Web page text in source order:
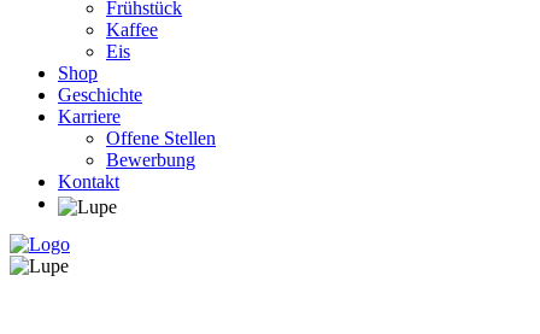
Frühstück
Kaffee
Eis
Shop
Geschichte
Karriere
Offene Stellen
Bewerbung
Kontakt